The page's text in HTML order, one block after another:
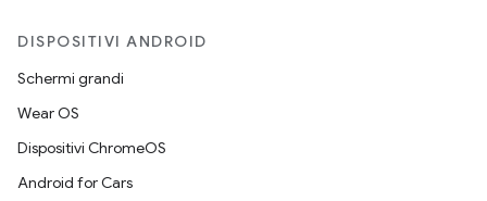
DISPOSITIVI ANDROID
Schermi grandi
Wear OS
Dispositivi ChromeOS
Android for Cars